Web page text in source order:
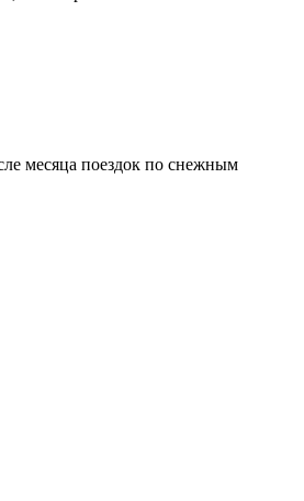
месяца поездок по снежным